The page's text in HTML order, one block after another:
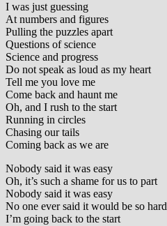
I was just guessing
At numbers and figures
Pulling the puzzles apart
Questions of science
Science and progress
Do not speak as loud as my heart
Tell me you love me
Come back and haunt me
Oh, and I rush to the start
Running in circles
Chasing our tails
Coming back as we are
Nobody said it was easy
Oh, it’s such a shame for us to part
Nobody said it was easy
No one ever said it would be so hard
I’m going back to the start